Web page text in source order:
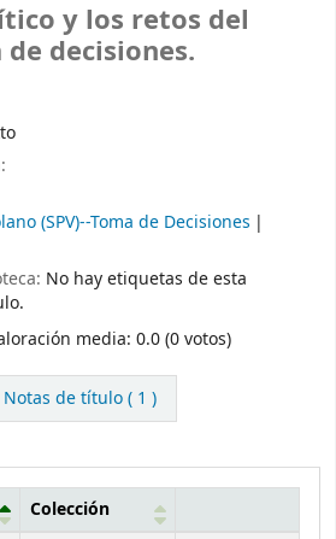
y los retos del
decisiones.
(SPV)--Toma de Decisiones
No hay etiquetas de esta
media: 0.0 (0 votos)
Notas de título ( 1 )
Colección